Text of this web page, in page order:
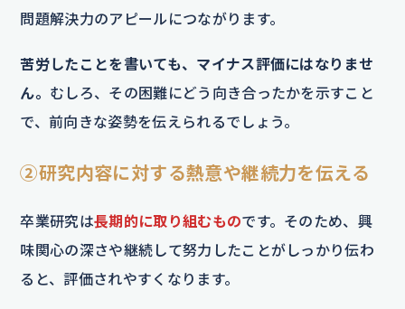
問題解決力のアピールにつながります。
苦労したことを書いても、マイナス評価にはなりませ
ん。 むしろ、その困難にどう向き合ったかを示すこと
で、前向きな姿勢を伝えられるでしょう。
②研究内容に対する熱意や継続力を伝える
卒業研究は長期的に取り組むものです。そのため、興
味関心の深さや継続して努力したことがしっかり伝わ
ると、評価されやすくなります。